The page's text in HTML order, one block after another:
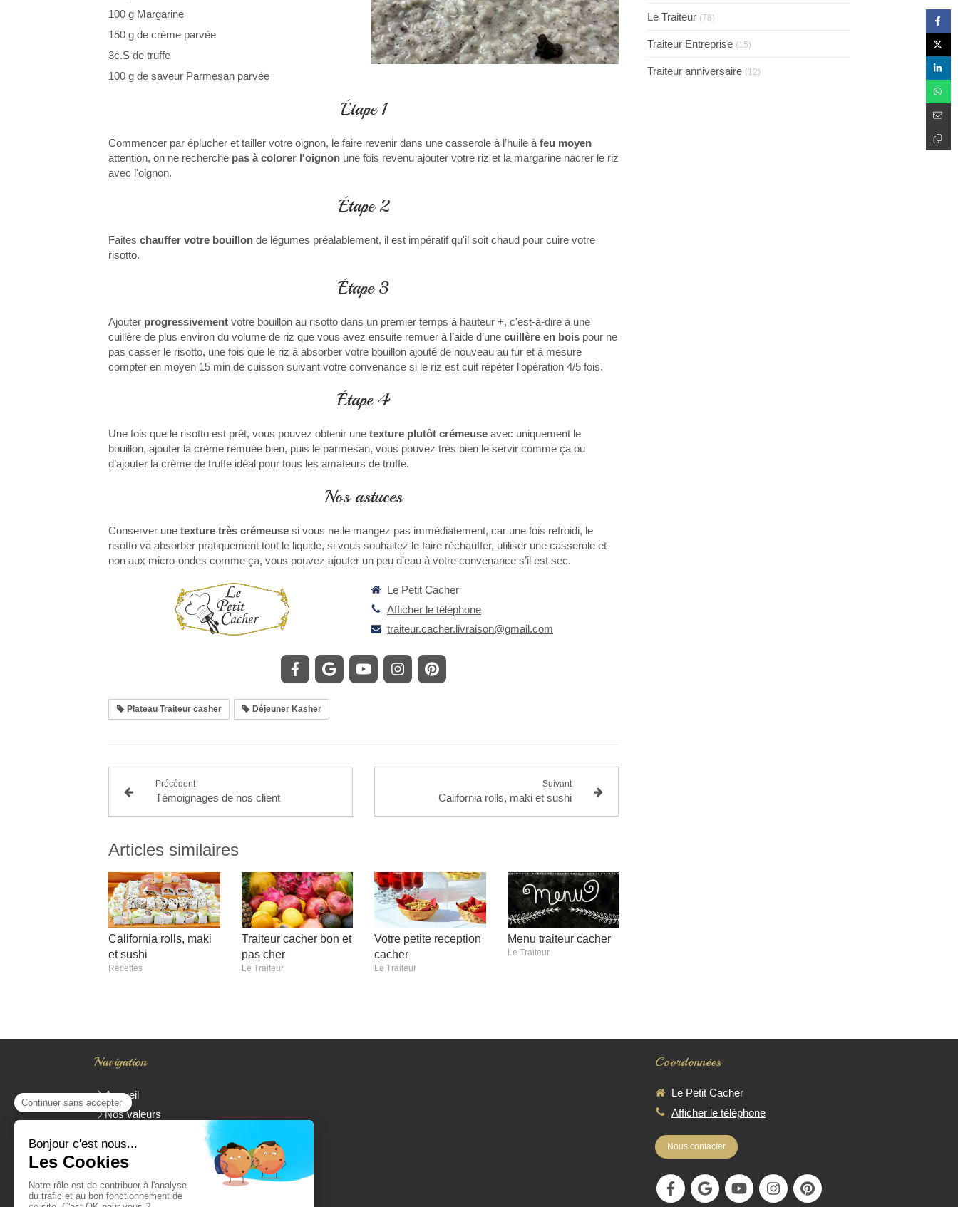
100 g Margarine
150 g de crème parvée
3c.S de truffe
100 g de saveur Parmesan parvée
Étape 1
Commencer par éplucher et tailler votre oignon, le faire revenir dans une casserole à l’huile à feu moyen
attention, on ne recherche pas à colorer l'oignon une fois revenu ajouter votre riz et la margarine nacrer le riz
avec l'oignon.
Étape 2
Faites chauffer votre bouillon de légumes préalablement, il est impératif qu'il soit chaud pour cuire votre
risotto.
Étape 3
Ajouter progressivement votre bouillon au risotto dans un premier temps à hauteur +, c'est-à-dire à une
cuillère de plus environ du volume de riz que vous avez ensuite remuer à l’aide d’une cuillère en bois pour ne
pas casser le risotto, une fois que le riz à absorber votre bouillon ajouté de nouveau au fur et à mesure
compter en moyen 15 min de cuisson suivant votre convenance si le riz est cuit répéter l'opération 4/5 fois.
Étape 4
Une fois que le risotto est prêt, vous pouvez obtenir une texture plutôt crémeuse avec uniquement le
bouillon, ajouter la crème remuée bien, puis le parmesan, vous pouvez très bien le servir comme ça ou
d’ajouter la crème de truffe idéal pour tous les amateurs de truffe.
Nos astuces
Conserver une texture très crémeuse si vous ne le mangez pas immédiatement, car une fois refroidi, le
risotto va absorber pratiquement tout le liquide, si vous souhaitez le faire réchauffer, utiliser une casserole et
non aux micro-ondes comme ça, vous pouvez ajouter un peu d’eau à votre convenance s’il est sec.
Le Petit Cacher
Afficher le téléphone
traiteur.cacher.livraison@gmail.com
Plateau Traiteur casher Déjeuner Kasher
Précédent
Témoignages de nos client
Suivant
California rolls, maki et sushi
Articles similaires
California rolls, maki
et sushi
Recettes
Traiteur cacher bon et
pas cher
Le Traiteur
Votre petite reception
cacher
Le Traiteur
Menu traiteur cacher
Le Traiteur
Le Traiteur (78)
Traiteur Entreprise (15)
Traiteur anniversaire (12)
Navigation
Accueil
Nos valeurs
Présentation de Yoan Parienti
La carte
Livraison
Coordonnées
Le Petit Cacher
Afficher le téléphone
Nous contacter